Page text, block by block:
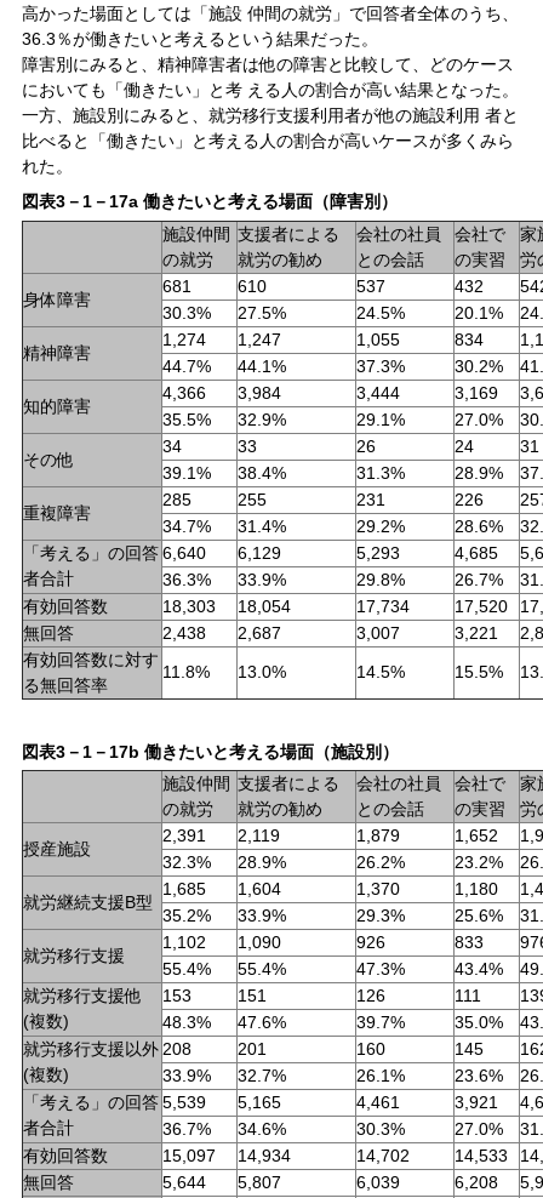
高かった場面としては「施設 仲間の就労」で回答者全体のうち、
36.3％が働きたいと考えるという結果だった。
障害別にみると、精神障害者は他の障害と比較して、どのケース
においても「働きたい」と考 える人の割合が高い結果となった。
一方、施設別にみると、就労移行支援利用者が他の施設利用 者と
比べると「働きたい」と考える人の割合が高いケースが多くみら
れた。
図表3－1－17a 働きたいと考える場面（障害別）
施設仲間
の就労
支援者による
就労の勧め
会社の社員
との会話
会社で
の実習
家
労
身体障害
681 610 537 432
30.3%
27.5% 24.5% 20.1%
精神障害
1,274 1,247 1,055 834
44.7%
44.1% 37.3% 30.2%
知的障害
4,366 3,984 3,444 3,169
35.5%
32.9% 29.1% 27.0%
その他
34 33 26 24
31
39.1%
38.4% 31.3% 28.9%
重複障害
285 255 231 226
34.7%
31.4% 29.2% 28.6%
「考える」の回答
者合計
6,640 6,129 5,293 4,685
36.3%
33.9% 29.8% 26.7%
有効回答数
18,303 18,054 17,734 17,520
無回答
2,438 2,687 3,007 3,221
有効回答数に対す
る無回答率
11.8% 13.0% 14.5% 15.5%
図表3－1－17b 働きたいと考える場面（施設別）
施設仲間
の就労
支援者による
就労の勧め
会社の社員
との会話
会社で
の実習
家
労
授産施設
2,391 2,119 1,879 1,652
32.3%
28.9% 26.2% 23.2%
就労継続支援B型
1,685 1,604 1,370 1,180
35.2%
33.9% 29.3% 25.6%
就労移行支援
1,102 1,090 926 833
55.4%
55.4% 47.3% 43.4%
就労移行支援他
(複数)
153 151 126 111
48.3%
47.6% 39.7% 35.0%
就労移行支援以外
(複数)
208 201 160 145
33.9%
32.7% 26.1% 23.6%
「考える」の回答
者合計
5,539 5,165 4,461 3,921
36.7%
34.6% 30.3% 27.0%
有効回答数
15,097 14,934 14,702 14,533
無回答
5,644 5,807 6,039 6,208